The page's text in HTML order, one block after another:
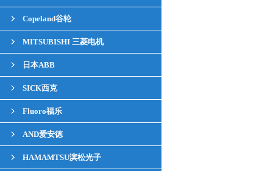
Copeland谷轮
MITSUBISHI 三菱电机
日本ABB
SICK西克
Fluoro福乐
AND爱安徳
HAMAMTSU滨松光子